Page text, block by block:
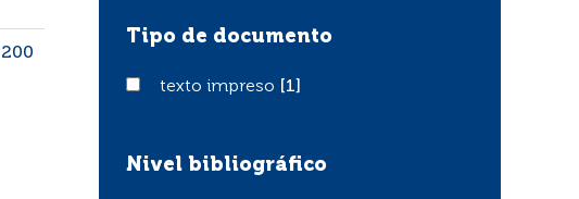
200
Tipo de documento
texto impreso
texto impreso [1]
Nivel bibliográfico